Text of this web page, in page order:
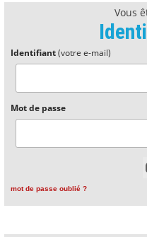
Vous
Identifiant(votre e-mail)
Mot de passe
mot de passe oublié ?